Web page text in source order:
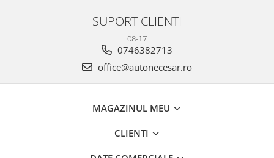
SUPORT CLIENTI
08-17
0746382713
office@autonecesar.ro
MAGAZINUL MEU
CLIENTI